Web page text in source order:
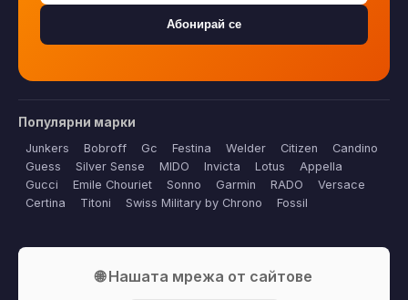
Абонирай се
Популярни марки
Junkers Bobroff Gc Festina Welder Citizen
Candino
Guess
Silver Sense MIDO Invicta Lotus
Appella
Gucci
Emile Chouriet Sonno Garmin RADO
Versace
Certina
Titoni Swiss Military by Chrono Fossil
🌐 Нашата мрежа от сайтове